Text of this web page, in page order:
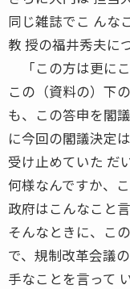
同じ雑誌でこ んな
教 授の福井秀夫に
「この方は更にこ
この（資料の）下
も、この答申を閣
に今回の閣議決定
受け止めていた だ
何様なんですか、こ
政府はこんなこと
そんなときに、こ
で、規制改革会議
手なことを言って